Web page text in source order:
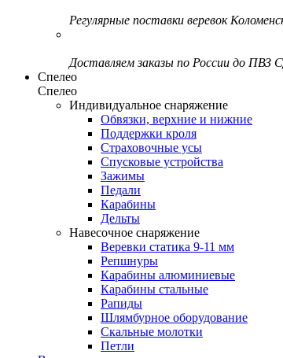
Регулярные поставки веревок
Доставляем заказы по России до
Спелео
Спелео
Индивидуальное снаряжение
Обвязки, верхние и нижние
Поддержки кроля
Страховочные усы
Спусковые устройства
Зажимы
Педали
Карабины
Дельты
Навесочное снаряжение
Веревки статика 9-11 мм
Репшнуры
Карабины алюминиевые
Карабины стальные
Рапиды
Шлямбурное оборудование
Скальные молотки
Петли